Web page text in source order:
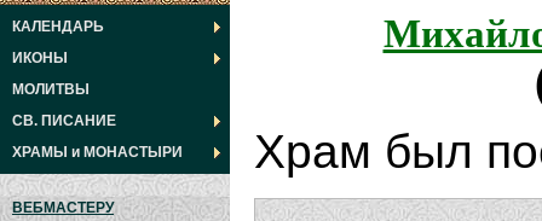
КАЛЕНДАРЬ
ИКОНЫ
МОЛИТВЫ
СВ. ПИСАНИЕ
ХРАМЫ и МОНАСТЫРИ
ВЕБМАСТЕРУ
Храм был